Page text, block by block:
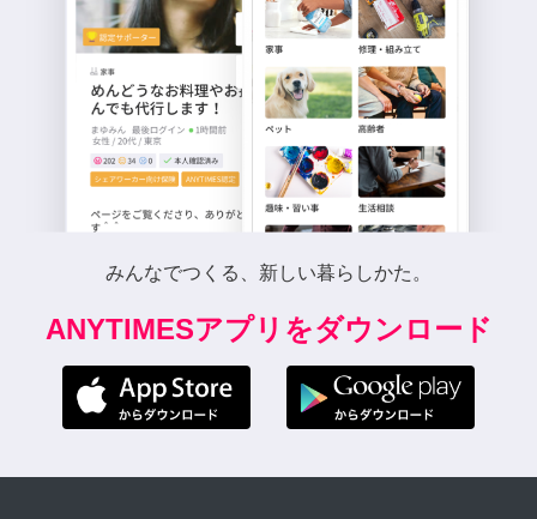
みんなでつくる、新しい暮らしかた。
ANYTIMESアプリをダウンロード